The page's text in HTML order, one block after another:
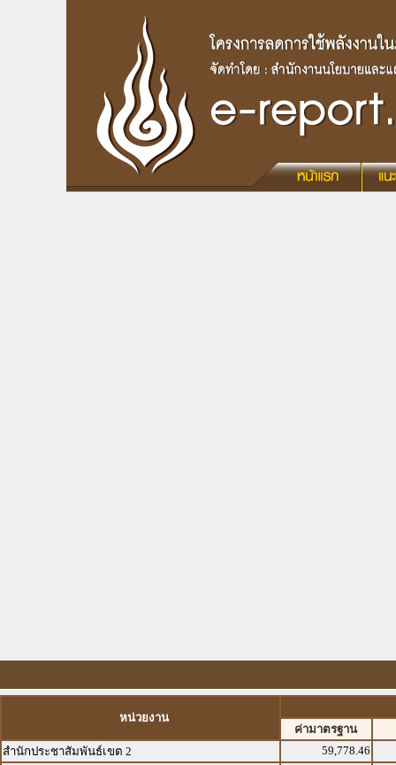
หน่วยงาน
ค่ามาตรฐาน
สำนักประชาสัมพันธ์เขต 2
59,778.46